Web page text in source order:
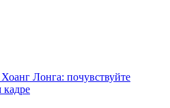
Лонга: почувствуйте
кадре